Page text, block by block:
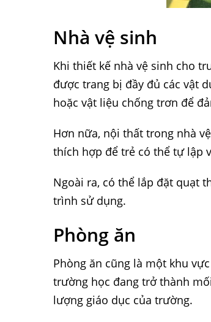
Nhà vệ sinh
Khi thiết kế nhà vệ sinh cho
được trang bị đầy đủ các vật
hoặc vật liệu chống trơn để
Hơn nữa, nội thất trong nhà
thích hợp để trẻ có thể tự lập
Ngoài ra, có thể lắp đặt quạt
trình sử dụng.
Phòng ăn
Phòng ăn cũng là một khu
trường học đang trở thành
lượng giáo dục của trường.